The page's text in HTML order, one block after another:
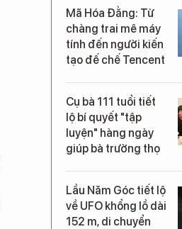
Mã Hóa Đằng: Từ
chàng trai mê máy
tính đến người kiến
tạo đế chế Tencent
Cụ bà 111 tuổi tiết
lộ bí quyết "tập
luyện" hàng ngày
giúp bà trường thọ
Lầu Năm Góc tiết lộ
về UFO khổng lồ dài
152 m, di chuyển